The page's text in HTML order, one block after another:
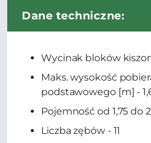
Dane techniczne:
Wycinak bloków
Maks. wysokość
podstawowego [m] -
Pojemność od 1,75 do
Liczba zębów - 11